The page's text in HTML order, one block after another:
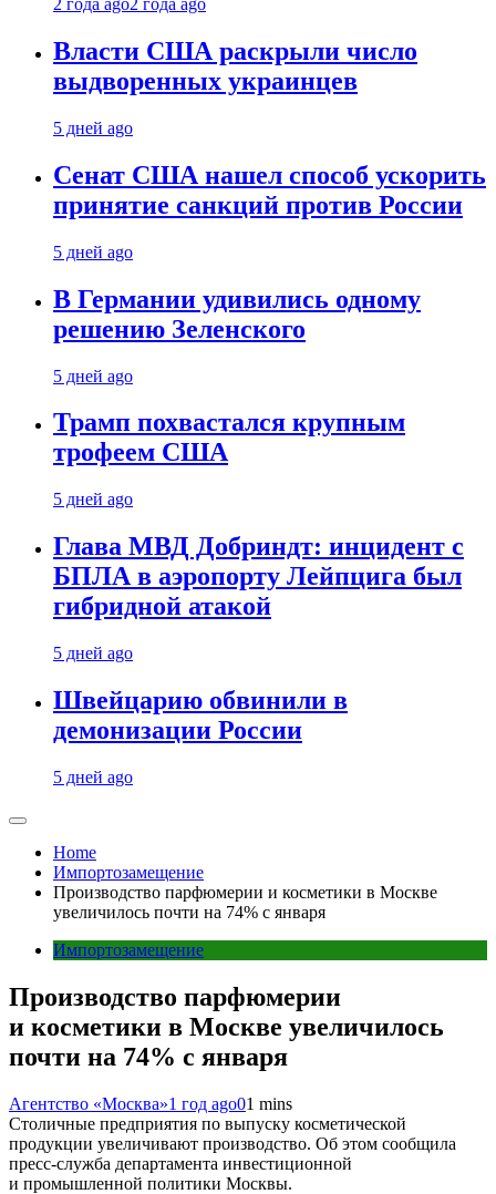
2 года ago2 года ago
Власти США раскрыли число
выдворенных украинцев
5 дней ago
Сенат США нашел способ ускорить
принятие санкций против России
5 дней ago
В Германии удивились одному
решению Зеленского
5 дней ago
Трамп похвастался крупным
трофеем США
5 дней ago
Глава МВД Добриндт: инцидент с
БПЛА в аэропорту Лейпцига был
гибридной атакой
5 дней ago
Швейцарию обвинили в
демонизации России
5 дней ago
Home
Импортозамещение
Производство парфюмерии и косметики в Москве
увеличилось почти на 74% с января
Импортозамещение
Производство парфюмерии
и косметики в Москве увеличилось
почти на 74% с января
Агентство «Москва»1 год ago01 mins
Столичные предприятия по выпуску косметической
продукции увеличивают производство. Об этом сообщила
пресс-служба департамента инвестиционной
и промышленной политики Москвы.